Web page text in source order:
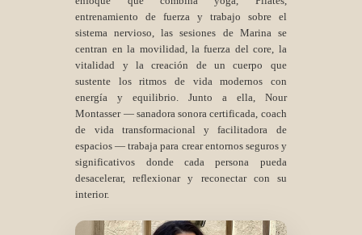
entrenamiento de fuerza y trabajo sobre el
sistema nervioso, las sesiones de Marina se
centran en la movilidad, la fuerza del core, la
vitalidad y la creación de un cuerpo que
sustente los ritmos de vida modernos con
energía y equilibrio. Junto a ella, Nour
Montasser — sanadora sonora certificada, coach
de vida transformacional y facilitadora de
espacios — trabaja para crear entornos seguros y
significativos donde cada persona pueda
desacelerar, reflexionar y reconectar con su
interior.